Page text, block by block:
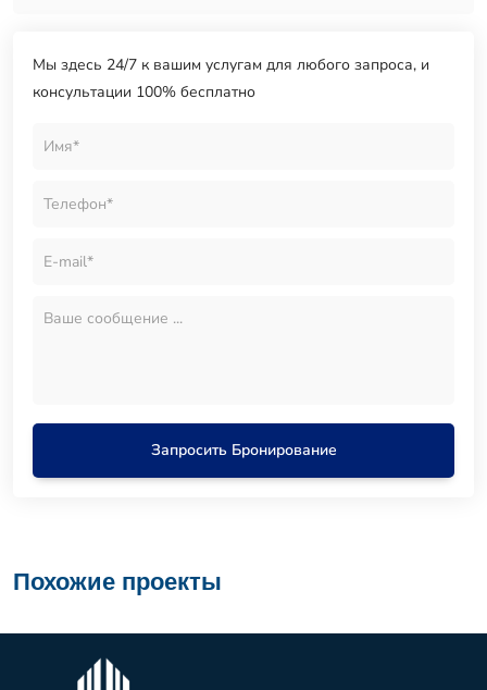
Мы здесь 24/7 к вашим услугам для любого запроса, и
консультации 100% бесплатно
Запросить Бронирование
Похожие проекты